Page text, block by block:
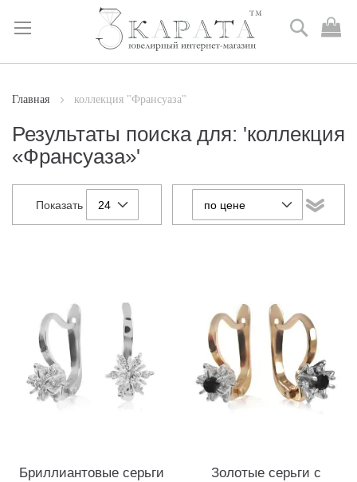
Skip
Content
Поиск
Главная коллекция "Франсуаза"
Результаты поиска для: 'коллекция
«Франсуаза»'
Показать
Бриллиантовые серьги
Золотые серьги с